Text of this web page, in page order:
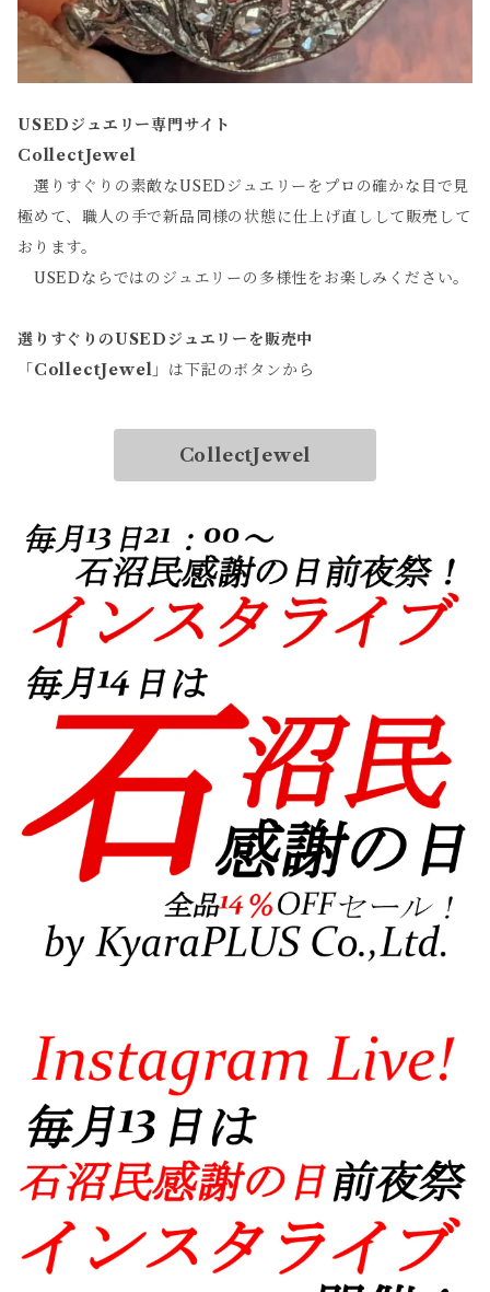
USEDジュエリー専門サイト
CollectJewel
選りすぐりの素敵なUSEDジュエリーをプロの確かな目で見
極めて、職人の手で新品同様の状態に仕上げ直しして販売して
おります。
USEDならではのジュエリーの多様性をお楽しみください。
選りすぐりのUSEDジュエリーを販売中
「CollectJewel 」は下記のボタンから
CollectJewel